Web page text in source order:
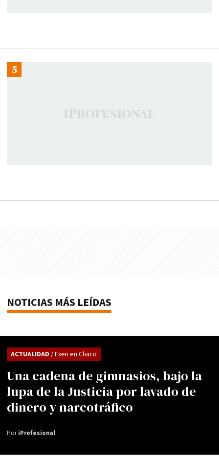
NOTICIAS MÁS LEÍDAS
Una cadena de gimnasios, bajo la
lupa de la Justicia por lavado de
dinero y narcotráfico
ACTUALIDAD / Exen en Chaco
PoriProfesional